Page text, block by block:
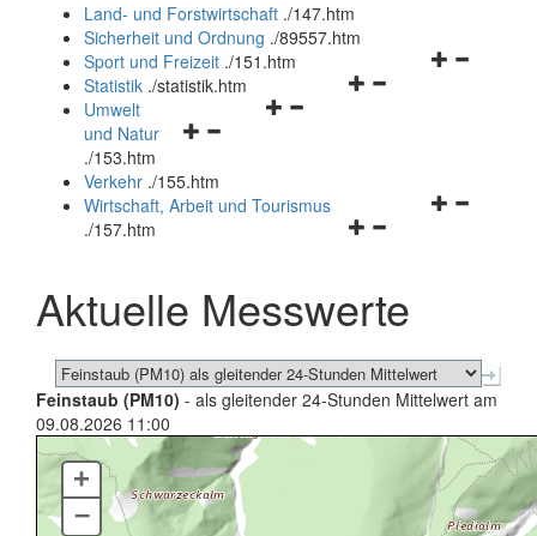
und
schließen
Land- und Forstwirtschaft ./147.htm
Sicherheit und Ordnung ./89557.htm
Navigationsmenü
Sport und Freizeit ./151.htm
Navigationsmenü
Statistik ./statistik.htm
Navigationsmenü
und
schließen
Umwelt
und Natur
./153.htm
Verkehr ./155.htm
Navigationsmenü
schließen
Wirtschaft, Arbeit und Tourismus
./157.htm
Aktuelle Messwerte
Feinstaub (PM10) - als gleitender 24-Stunden Mittelwert am
09.08.2026 11:00
+
–